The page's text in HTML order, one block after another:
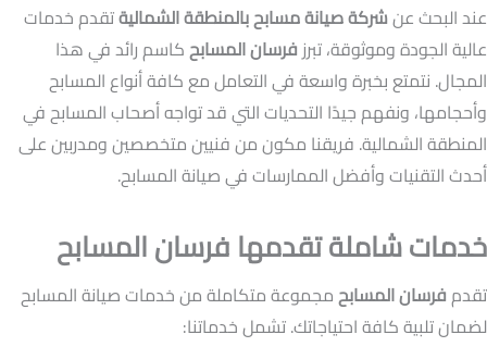
عند البحث عنشركة صيانة مسابح بالمنطقة الشماليةتقدم خدمات
عالية الجودة وموثوقة، تبرزفرسان المسابحكاسم رائد في هذا
المجال. نتمتع بخبرة واسعة في التعامل مع كافة أنواع المسابح
وأحجامها، ونفهم جيدًا التحديات التي قد تواجه أصحاب المسابح في
المنطقة الشمالية. فريقنا مكون من فنيين متخصصين ومدربين على
أحدث التقنيات وأفضل الممارسات في صيانة المسابح.
خدمات شاملة تقدمها فرسان المسابح
تقدمفرسان المسابحمجموعة متكاملة من خدمات صيانة المسابح
لضمان تلبية كافة احتياجاتك. تشمل خدماتنا: